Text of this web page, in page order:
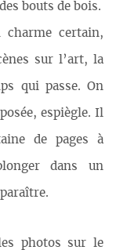
bouts de bois.
certain,
sur l’art, la
qui passe. On
espiègle. Il
de pages à
dans un
photos sur le